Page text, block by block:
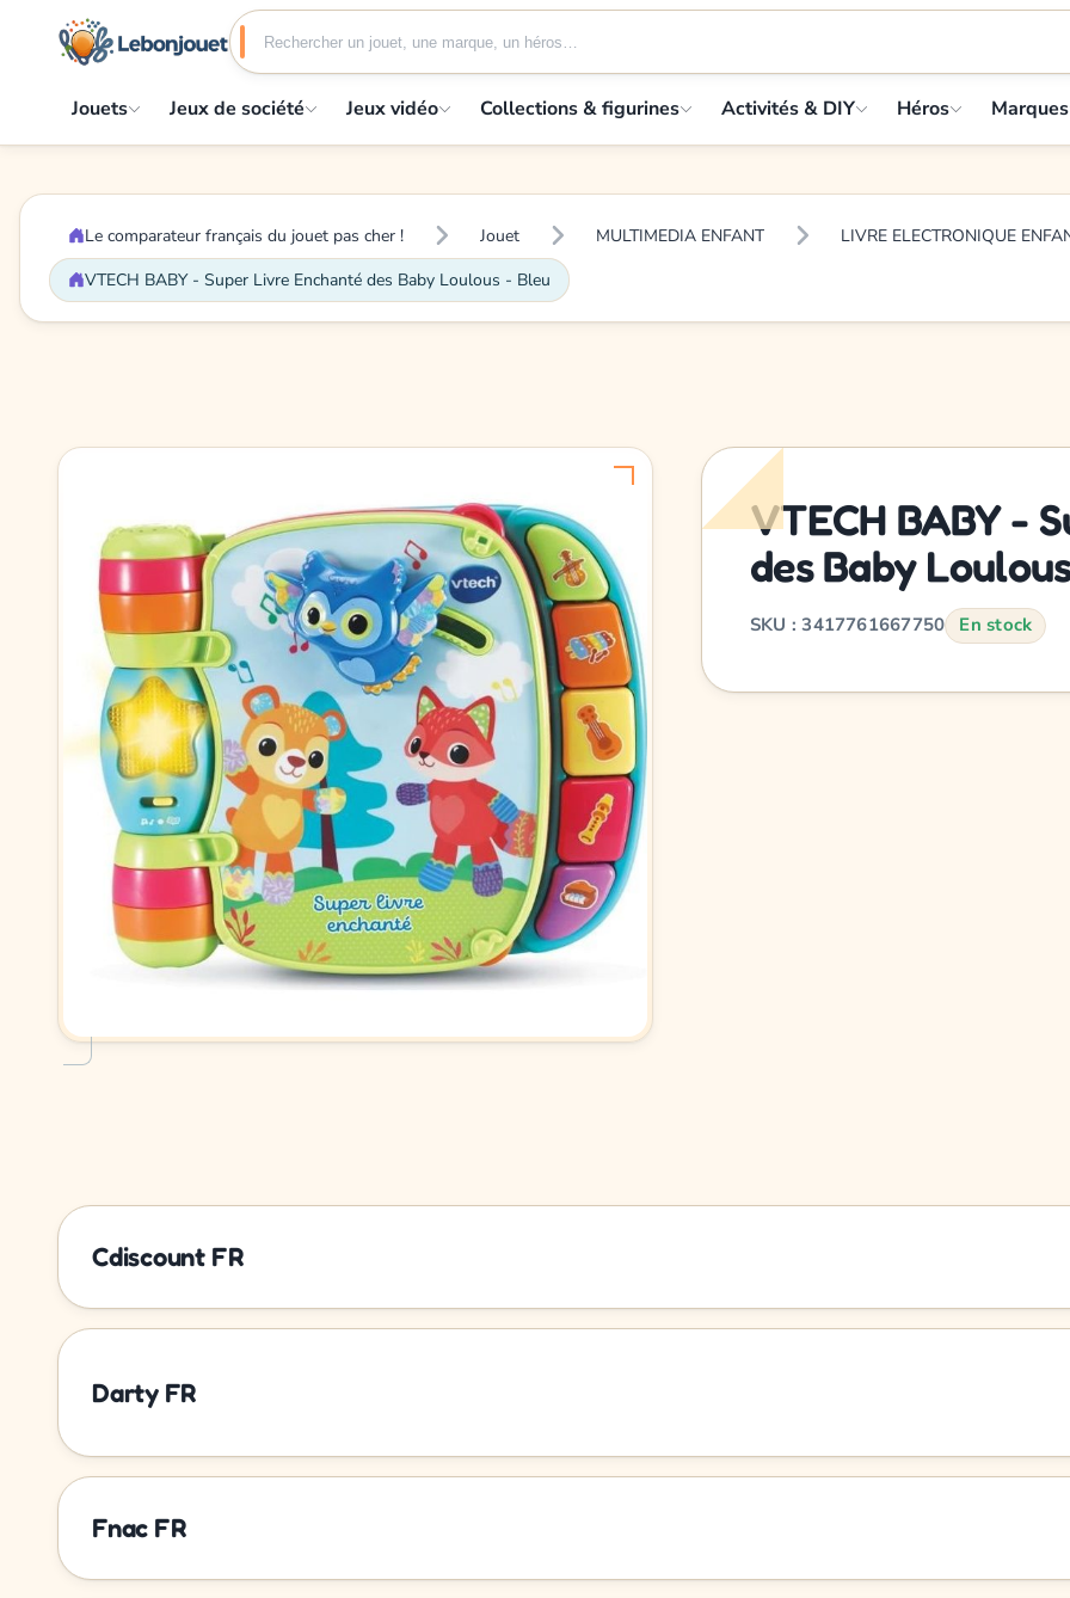
Jouets Jeux de société Jeux vidéo Collections & figurines Activités & DIY Héros Marques
Le comparateur français du jouet pas cher ! Jouet MULTIMEDIA ENFANT
LIVRE ELECTRONIQUE
VTECH BABY - Super Livre Enchanté des Baby Loulous - Bleu
VTECH BABY -
des Baby
SKU : 3417761667750 En stock
Cdiscount FR
Darty FR
Fnac FR